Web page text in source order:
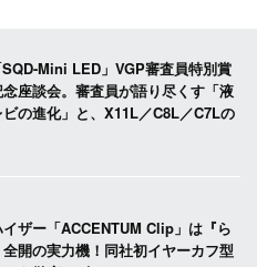
Mini LED」VGP審査員特別賞
座談会。審査員が語り尽くす「液
の進化」と、X11L／C8L／C7Lの
ザー「ACCENTUM Clip」は『ら
全開の実力機！同社初イヤーカフ型